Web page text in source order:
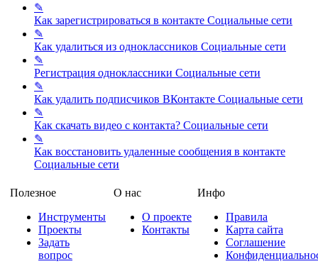
✎
Как зарегистрироваться в контакте Социальные сети
✎
Как удалиться из одноклассников Социальные сети
✎
Регистрация одноклассники Социальные сети
✎
Как удалить подписчиков ВКонтакте Социальные сети
✎
Как скачать видео с контакта? Социальные сети
✎
Как восстановить удаленные сообщения в контакте
Социальные сети
Полезное
Инструменты
Проекты
Задать
вопрос
О нас
О проекте
Контакты
Инфо
Правила
Карта сайта
Соглашение